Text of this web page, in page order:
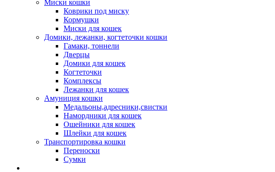
Миски кошки
Коврики под миску
Кормушки
Миски для кошек
Домики, лежанки, когтеточки кошки
Гамаки, тоннели
Дверцы
Домики для кошек
Когтеточки
Комплексы
Лежанки для кошек
Амуниция кошки
Медальоны,адресники,свистки
Намордники для кошек
Ошейники для кошек
Шлейки для кошек
Транспортировка кошки
Переноски
Сумки